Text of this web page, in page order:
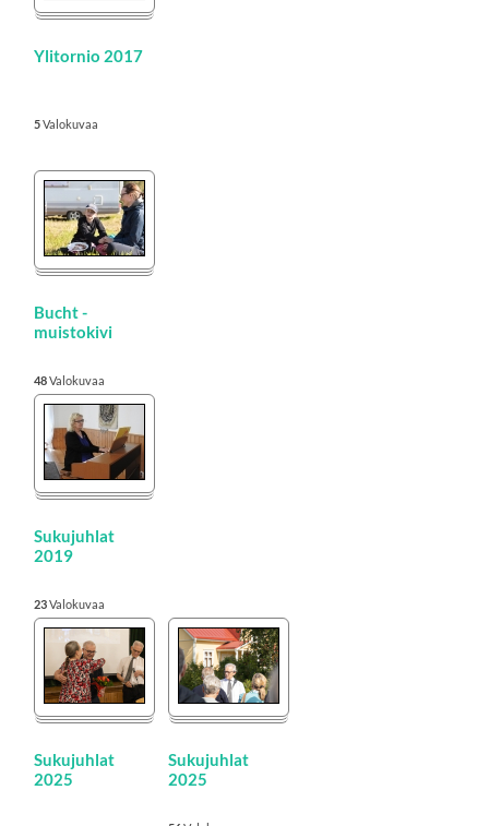
Ylitornio 2017
5Valokuvaa
Bucht -
muistokivi
48Valokuvaa
Sukujuhlat
2019
23Valokuvaa
Sukujuhlat
2025
Sukujuhlat
2025